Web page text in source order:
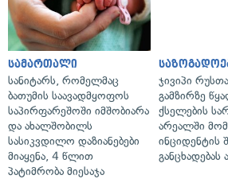
სამართალი
სანიტარს, რომელმაც
ბათუმის საავადმყოფოს
საპირფარეშოში იმშობიარა
და ახალშობილს
სასიკვდილო დაზიანებები
მიაყენა, 4 წლით
პატიმრობა მიესაჯა
ჯივიპი
გამზირზე
ქსელების
არეალში
ინციდენტის